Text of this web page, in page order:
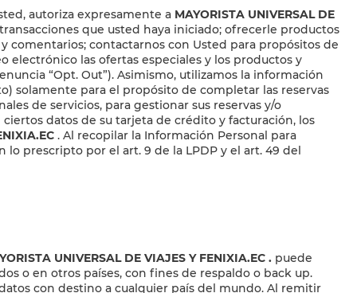
autoriza expresamente a MAYORISTA UNIVERSAL DE
que usted haya iniciado; ofrecerle productos
comentarios; contactarnos con Usted para propósitos de
electrónico las ofertas especiales y los productos y
“Opt. Out”). Asimismo, utilizamos la información
solamente para el propósito de completar las reservas
de servicios, para gestionar sus reservas y/o
datos de su tarjeta de crédito y facturación, los
. Al recopilar la Información Personal para
prescripto por el art. 9 de la LPDP y el art. 49 del
UNIVERSAL DE VIAJES Y FENIXIA.EC . puede
o en otros países, con fines de respaldo o back up.
con destino a cualquier país del mundo. Al remitir